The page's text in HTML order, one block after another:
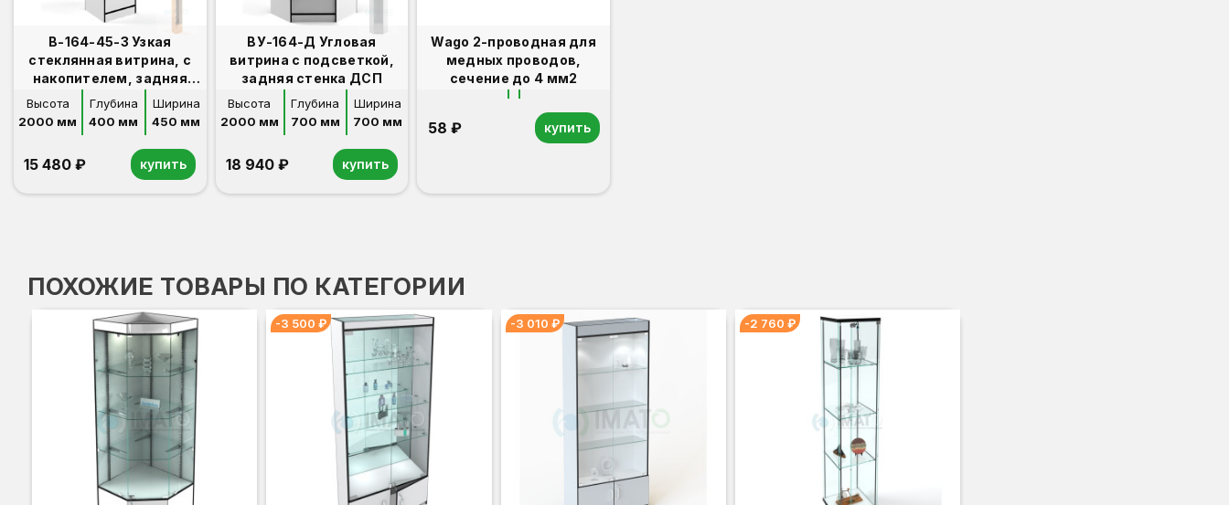
В-164-45-З Узкая
стеклянная витрина, с
накопителем, задняя
стенка зеркало
Высота
2000 мм
Глубина
400 мм
Ширина
450 мм
15 480 ₽ купить
ВУ-164-Д Угловая
витрина с подсветкой,
задняя стенка ДСП
Высота
2000 мм
Глубина
700 мм
Ширина
700 мм
18 940 ₽ купить
Wago 2-проводная для
медных проводов,
сечение до 4 мм2
58 ₽ купить
ПОХОЖИЕ ТОВАРЫ ПО КАТЕГОРИИ
-3 500 ₽ -3 010 ₽ -2 760 ₽